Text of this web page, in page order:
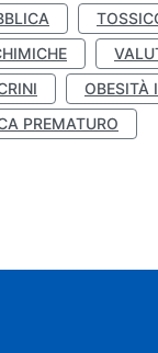
OBESITÀ
PREMATURO